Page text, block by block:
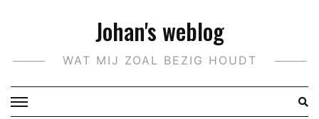
Johan's weblog
WAT MIJ ZOAL BEZIG HOUDT